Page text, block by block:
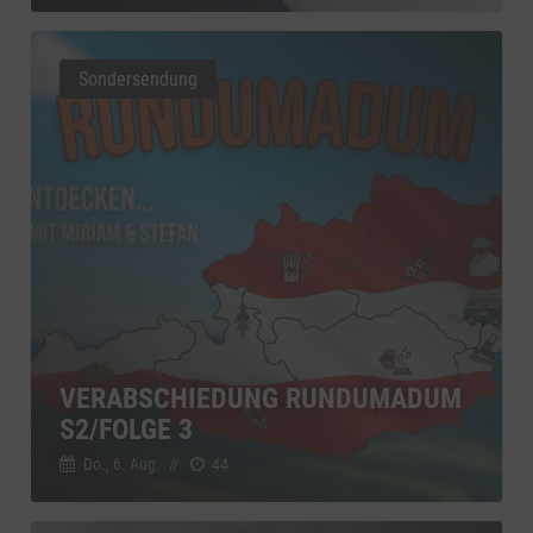
VERABSCHIEDUNG RUNDUMADUM
S2/FOLGE 3
Do., 6. Aug. // 44
Sondersendung